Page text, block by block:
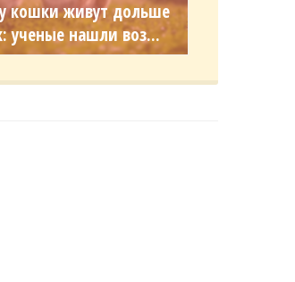
кошки живут дольше
ученые нашли воз...